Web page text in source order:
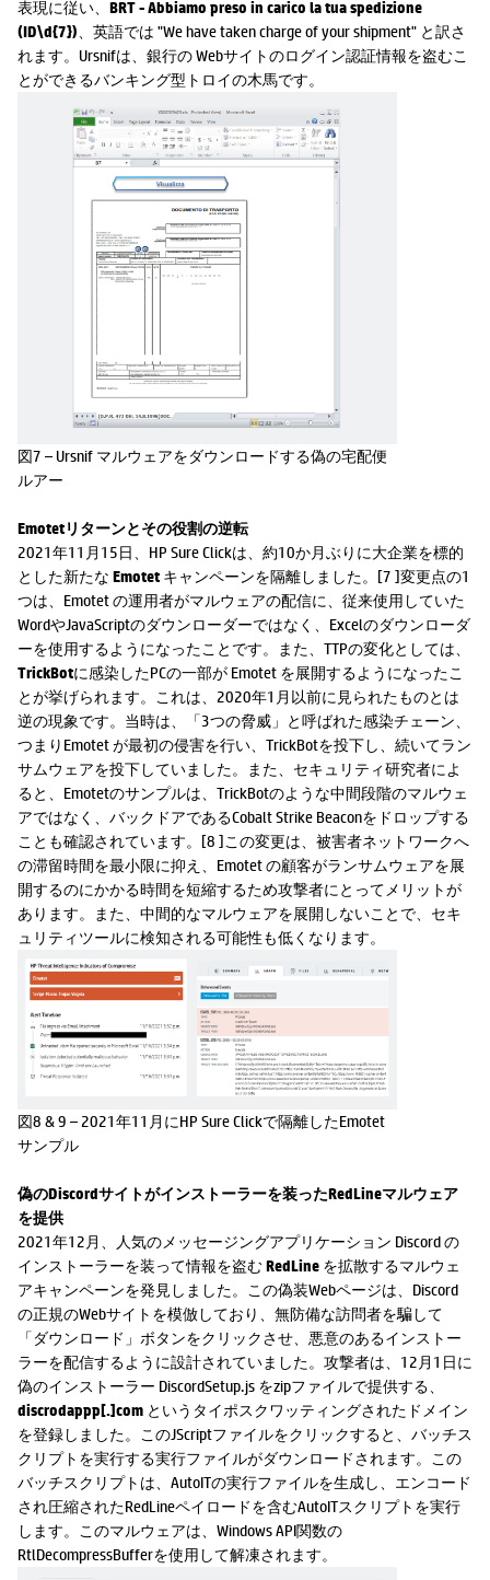
表現に従い、 BRT - Abbiamo preso in carico la tua spedizione
(ID\d{7}) 、英語では "We have taken charge of your shipment" と訳さ
れます。Ursnifは、銀行の Webサイトのログイン認証情報を盗むこ
とができるバンキング型トロイの木馬です。
図7 – Ursnif マルウェアをダウンロードする偽の宅配便
ルアー
Emotetリターンとその役割の逆転
2021年11月15日、HP Sure Clickは、約10か月ぶりに大企業を標的
とした新たな Emotet キャンペーンを隔離しました。[7 ]変更点の1
つは、Emotet の運用者がマルウェアの配信に、従来使用していた
WordやJavaScriptのダウンローダーではなく、Excelのダウンローダ
ーを使用するようになったことです。また、TTPの変化としては、
TrickBotに感染したPCの一部が Emotet を展開するようになったこ
とが挙げられます。これは、2020年1月以前に見られたものとは
逆の現象です。当時は、「3つの脅威」と呼ばれた感染チェーン、
つまりEmotet が最初の侵害を行い、TrickBotを投下し、続いてラン
サムウェアを投下していました。また、セキュリティ研究者によ
ると、Emotetのサンプルは、TrickBotのような中間段階のマルウェ
アではなく、バックドアであるCobalt Strike Beaconをドロップする
ことも確認されています。[8 ]この変更は、被害者ネットワークへ
の滞留時間を最小限に抑え、Emotet の顧客がランサムウェアを展
開するのにかかる時間を短縮するため攻撃者にとってメリットが
あります。また、中間的なマルウェアを展開しないことで、セキ
ュリティツールに検知される可能性も低くなります。
図8 & 9 – 2021年11月にHP Sure Clickで隔離したEmotet
サンプル
偽のDiscordサイトがインストーラーを装ったRedLineマルウェア
を提供
2021年12月、人気のメッセージングアプリケーション Discord の
インストーラーを装って情報を盗むRedLine を拡散するマルウェ
アキャンペーンを発見しました。この偽装Webページは、Discord
の正規のWebサイトを模倣しており、無防備な訪問者を騙して
「ダウンロード」ボタンをクリックさせ、悪意のあるインストー
ラーを配信するように設計されていました。攻撃者は、12月1日に
偽のインストーラー DiscordSetup.js をzipファイルで提供する、
discrodappp[.]com というタイポスクワッティングされたドメイン
を登録しました。このJScriptファイルをクリックすると、バッチス
クリプトを実行する実行ファイルがダウンロードされます。この
バッチスクリプトは、AutoITの実行ファイルを生成し、エンコード
され圧縮されたRedLineペイロードを含むAutoITスクリプトを実行
します。このマルウェアは、Windows API関数の
RtlDecompressBufferを使用して解凍されます。